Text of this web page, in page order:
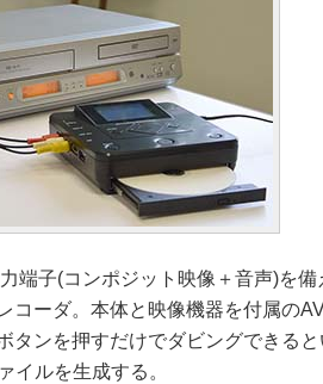
子(コンポジット映像＋音声)を備
コーダ。本体と映像機器を付属の
タンを押すだけでダビングできる
イルを生成する。